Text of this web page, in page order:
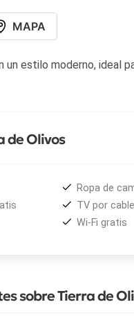
MAPA
estilo moderno, ideal
de Olivos
Ropa de
TV por cable
Wi-Fi gratis
sobre Tierra de